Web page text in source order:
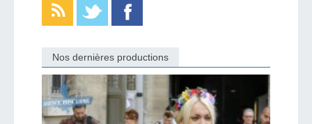
Nos dernières productions